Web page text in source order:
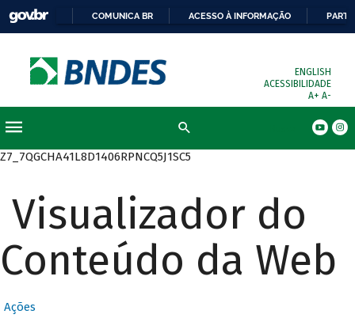
COMUNICA BR ACESSO À INFORMAÇÃO
ENGLISH
ACESSIBILIDADE
A+ A-
Z7_7QGCHA41L8D1406RPNCQ5J1SC5
Visualizador do
Conteúdo da Web
Ações